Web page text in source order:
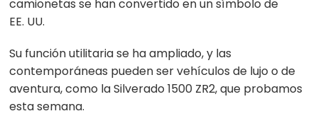
camionetas se han convertido en un símbolo de
EE. UU.
Su función utilitaria se ha ampliado, y las
contemporáneas pueden ser vehículos de lujo o de
aventura, como la Silverado 1500 ZR2, que probamos
esta semana.